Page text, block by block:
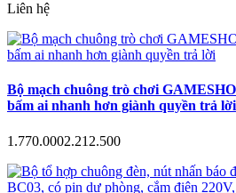
Liên hệ
Bộ mạch chuông trò chơi
bấm ai nhanh hơn giành quyền trả lời
1.770.0002.212.500